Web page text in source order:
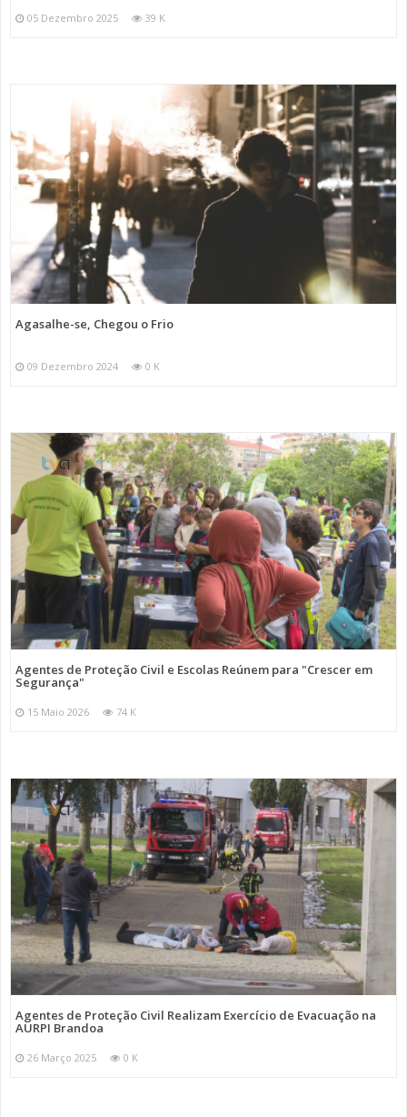
05 Dezembro 2025 39 K
Agasalhe-se, Chegou o Frio
09 Dezembro 2024 0 K
Agentes de Proteção Civil e Escolas Reúnem para "Crescer em
Segurança"
15 Maio 2026 74 K
Agentes de Proteção Civil Realizam Exercício de Evacuação na
AURPI Brandoa
26 Março 2025 0 K